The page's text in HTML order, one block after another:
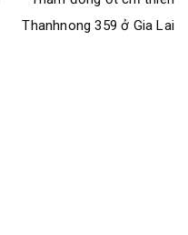
Thanhnong 359 ở Gia Lai